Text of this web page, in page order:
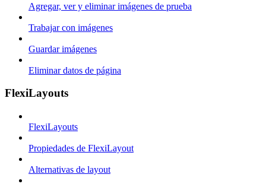
Agregar, ver y eliminar imágenes de prueba
Trabajar con imágenes
Guardar imágenes
Eliminar datos de página
FlexiLayouts
FlexiLayouts
Propiedades de FlexiLayout
Alternativas de layout